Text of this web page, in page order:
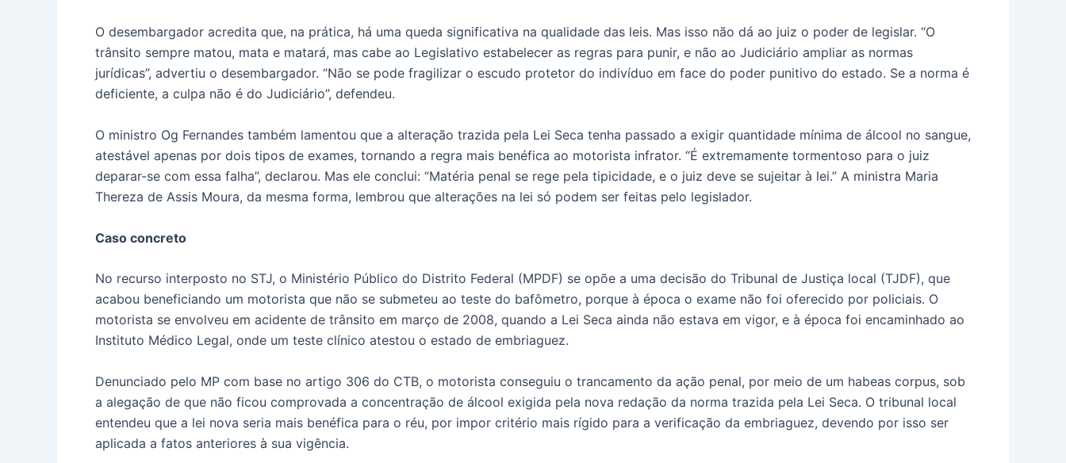
O desembargador acredita que, na prática, há uma queda significativa na qualidade das leis. Mas isso não dá ao juiz o poder de legislar. “O
trânsito sempre matou, mata e matará, mas cabe ao Legislativo estabelecer as regras para punir, e não ao Judiciário ampliar as normas
jurídicas”, advertiu o desembargador. “Não se pode fragilizar o escudo protetor do indivíduo em face do poder punitivo do estado. Se a norma é
deficiente, a culpa não é do Judiciário”, defendeu.
O ministro Og Fernandes também lamentou que a alteração trazida pela Lei Seca tenha passado a exigir quantidade mínima de álcool no sangue,
atestável apenas por dois tipos de exames, tornando a regra mais benéfica ao motorista infrator. “É extremamente tormentoso para o juiz
deparar-se com essa falha”, declarou. Mas ele conclui: “Matéria penal se rege pela tipicidade, e o juiz deve se sujeitar à lei.” A ministra Maria
Thereza de Assis Moura, da mesma forma, lembrou que alterações na lei só podem ser feitas pelo legislador.
Caso concreto
No recurso interposto no STJ, o Ministério Público do Distrito Federal (MPDF) se opõe a uma decisão do Tribunal de Justiça local (TJDF), que
acabou beneficiando um motorista que não se submeteu ao teste do bafômetro, porque à época o exame não foi oferecido por policiais. O
motorista se envolveu em acidente de trânsito em março de 2008, quando a Lei Seca ainda não estava em vigor, e à época foi encaminhado ao
Instituto Médico Legal, onde um teste clínico atestou o estado de embriaguez.
Denunciado pelo MP com base no artigo 306 do CTB, o motorista conseguiu o trancamento da ação penal, por meio de um habeas corpus, sob
a alegação de que não ficou comprovada a concentração de álcool exigida pela nova redação da norma trazida pela Lei Seca. O tribunal local
entendeu que a lei nova seria mais benéfica para o réu, por impor critério mais rígido para a verificação da embriaguez, devendo por isso ser
aplicada a fatos anteriores à sua vigência.